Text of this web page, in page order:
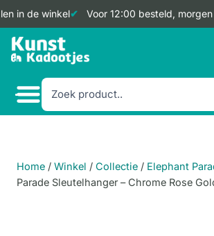
in de winkel Voor 12:00 besteld, morgen
Doorgaan
naar
Home / Winkel / Collectie / Elephant
Parade Sleutelhanger – Chrome Rose